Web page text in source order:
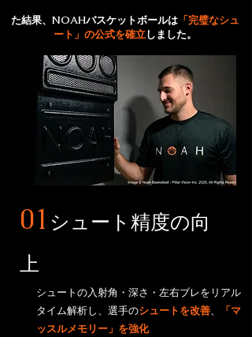
た結果、NOAHバスケットボールは「完璧なシュ
ート」の公式を確立しました。​
01 シュート精度の向
上
シュートの入射角・深さ・左右ブレをリアル
タイム解析し、選手のシュートを改善、
「マ
ッスルメモリー」を強化